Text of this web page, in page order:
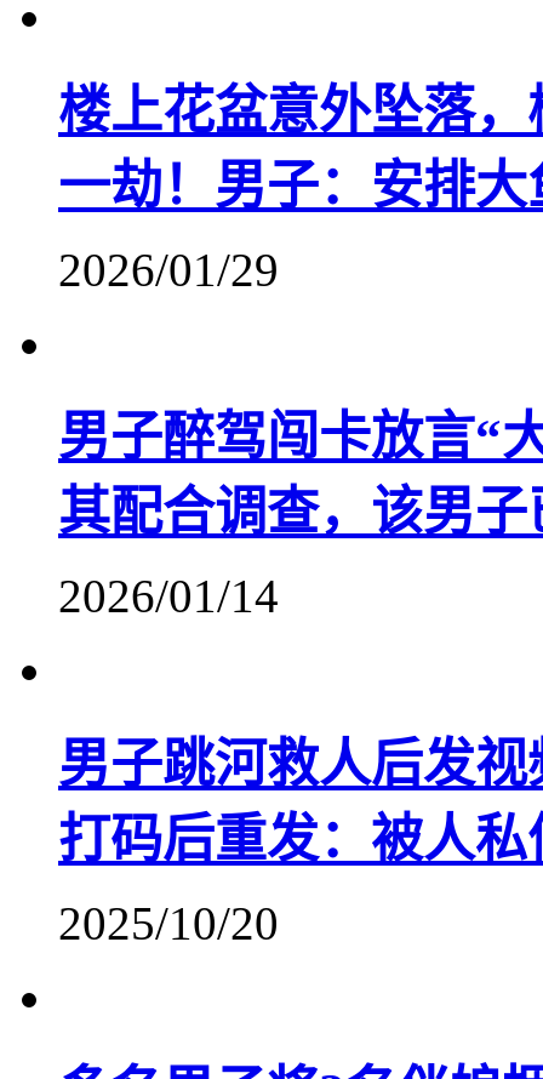
楼上花盆意外坠落
一劫！男子：安排大
2026/01/29
男子醉驾闯卡放言“
其配合调查，该男子
2026/01/14
男子跳河救人后发
打码后重发：被人
2025/10/20